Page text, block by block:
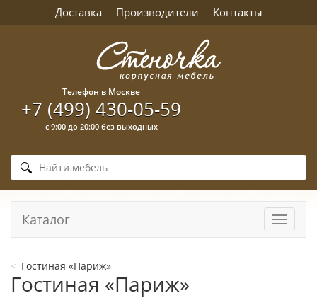
Доставка Производители Контакты
Телефон в Москве
+7 (499) 430-05-59
с 9:00 до 20:00 без выходных
Каталог
Гостиная «Париж»
Гостиная «Париж»